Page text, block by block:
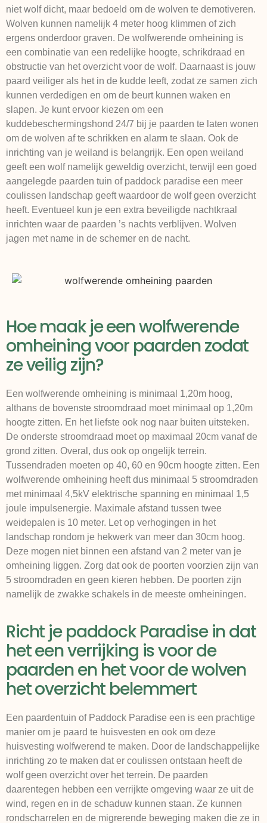
niet wolf dicht, maar bedoeld om de wolven te demotiveren.
Wolven kunnen namelijk 4 meter hoog klimmen of zich
ergens onderdoor graven. De wolfwerende omheining is
een combinatie van een redelijke hoogte, schrikdraad en
obstructie van het overzicht voor de wolf. Daarnaast is jouw
paard veiliger als het in de kudde leeft, zodat ze samen zich
kunnen verdedigen en om de beurt kunnen waken en
slapen. Je kunt ervoor kiezen om een
kuddebeschermingshond 24/7 bij je paarden te laten wonen
om de wolven af te schrikken en alarm te slaan. Ook de
inrichting van je weiland is belangrijk. Een open weiland
geeft een wolf namelijk geweldig overzicht, terwijl een goed
aangelegde paarden tuin of paddock paradise een meer
coulissen landschap geeft waardoor de wolf geen overzicht
heeft. Eventueel kun je een extra beveiligde nachtkraal
inrichten waar de paarden ’s nachts verblijven. Wolven
jagen met name in de schemer en de nacht.
Hoe maak je een wolfwerende
omheining voor paarden zodat
ze veilig zijn?
Een wolfwerende omheining is minimaal 1,20m hoog,
althans de bovenste stroomdraad moet minimaal op 1,20m
hoogte zitten. En het liefste ook nog naar buiten uitsteken.
De onderste stroomdraad moet op maximaal 20cm vanaf de
grond zitten. Overal, dus ook op ongelijk terrein.
Tussendraden moeten op 40, 60 en 90cm hoogte zitten. Een
wolfwerende omheining heeft dus minimaal 5 stroomdraden
met minimaal 4,5kV elektrische spanning en minimaal 1,5
joule impulsenergie. Maximale afstand tussen twee
weidepalen is 10 meter. Let op verhogingen in het
landschap rondom je hekwerk van meer dan 30cm hoog.
Deze mogen niet binnen een afstand van 2 meter van je
omheining liggen. Zorg dat ook de poorten voorzien zijn van
5 stroomdraden en geen kieren hebben. De poorten zijn
namelijk de zwakke schakels in de meeste omheiningen.
Richt je paddock Paradise in dat
het een verrijking is voor de
paarden en het voor de wolven
het overzicht belemmert
Een paardentuin of Paddock Paradise een is een prachtige
manier om je paard te huisvesten en ook om deze
huisvesting wolfwerend te maken. Door de landschappelijke
inrichting zo te maken dat er coulissen ontstaan heeft de
wolf geen overzicht over het terrein. De paarden
daarentegen hebben een verrijkte omgeving waar ze uit de
wind, regen en in de schaduw kunnen staan. Ze kunnen
rondscharrelen en de migrerende beweging maken die ze in